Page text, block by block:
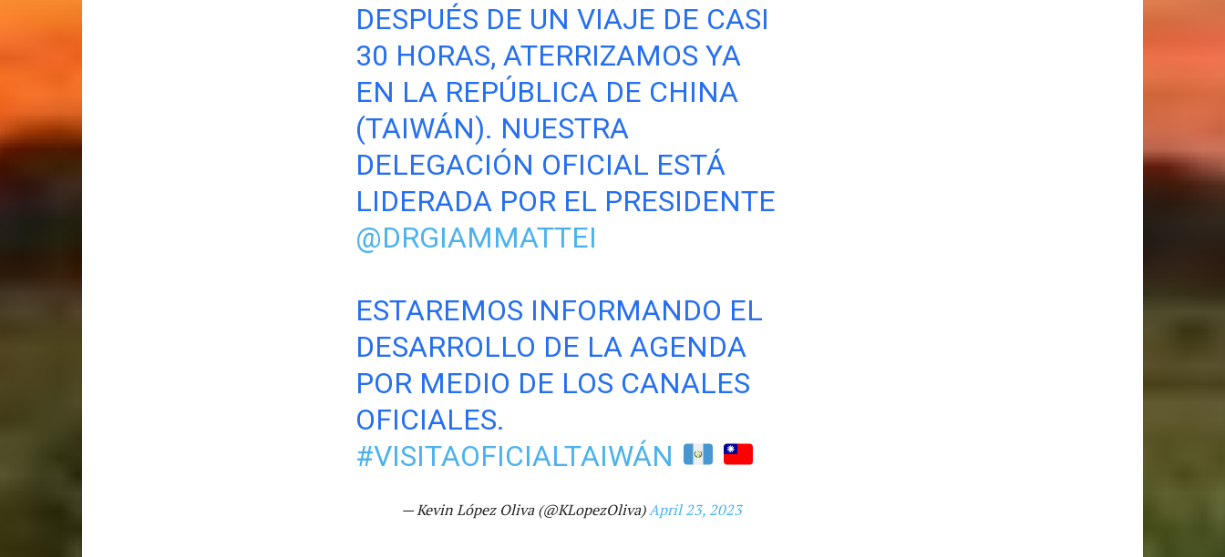
DESPUÉS DE UN VIAJE DE CASI
30 HORAS, ATERRIZAMOS YA
EN LA REPÚBLICA DE CHINA
(TAIWÁN). NUESTRA
DELEGACIÓN OFICIAL ESTÁ
LIDERADA POR EL PRESIDENTE
@DRGIAMMATTEI
ESTAREMOS INFORMANDO EL
DESARROLLO DE LA AGENDA
POR MEDIO DE LOS CANALES
OFICIALES.
#VISITAOFICIALTAIWÁN
— Kevin López Oliva (@KLopezOliva)April 23, 2023